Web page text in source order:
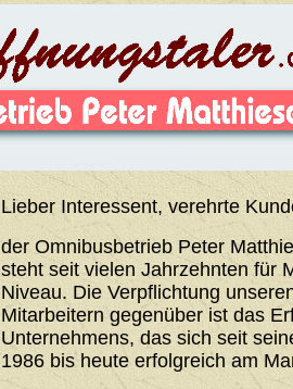
Lieber Interessent, verehrte
der Omnibusbetrieb Peter
steht seit vielen Jahrzehnten für
Niveau. Die Verpflichtung
Mitarbeitern gegenüber ist das
Unternehmens, das sich seit
1986 bis heute erfolgreich am